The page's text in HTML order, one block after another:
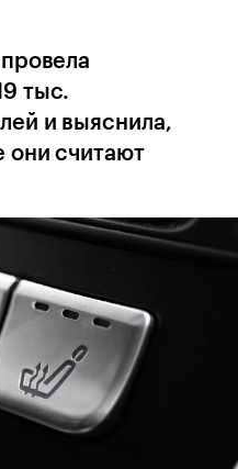
тыс.
и выяснила,
они считают